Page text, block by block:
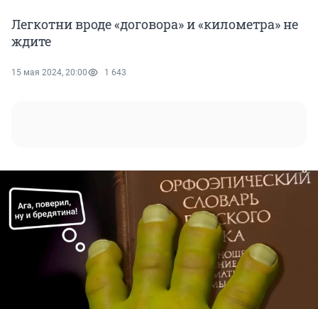
Легкотни вроде «договора» и «километра» не
ждите
15 мая 2024, 20:00 1 643